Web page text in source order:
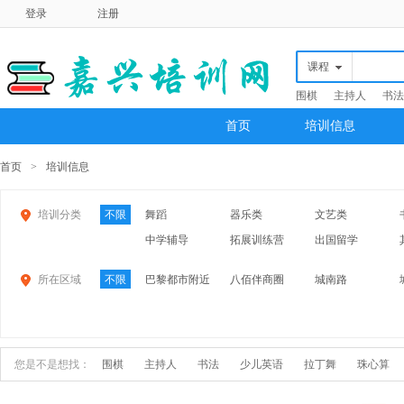
登录 注册
课程
围棋 主持人 书法
首页 培训信息
首页 > 培训信息
培训分类 不限 舞蹈 器乐类 文艺类
中学辅导
拓展训练营 出国留学
所在区域 不限 巴黎都市附近 八佰伴商圈 城南路
您是不是想找： 围棋 主持人 书法 少儿英语 拉丁舞 珠心算